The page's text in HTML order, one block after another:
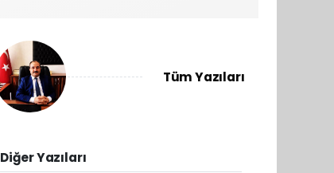
Tüm Yazıları
Diğer Yazıları